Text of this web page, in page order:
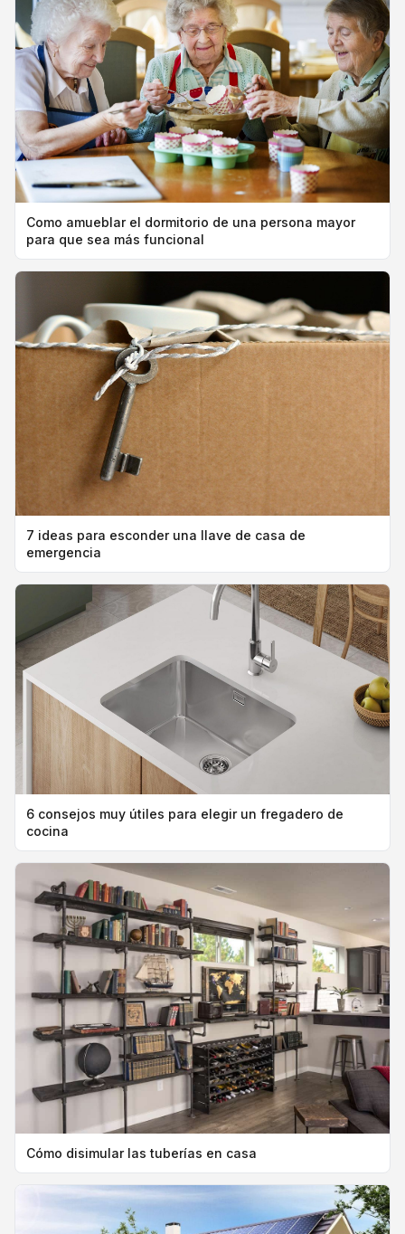
Como amueblar el dormitorio de una persona mayor
para que sea más funcional
7 ideas para esconder una llave de casa de
emergencia
6 consejos muy útiles para elegir un fregadero de
cocina
Cómo disimular las tuberías en casa